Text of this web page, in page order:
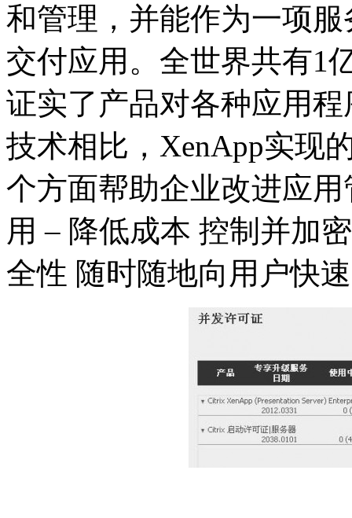
和管理，并能作为一项
交付应用。全世界共有1
证实了产品对各种应用
技术相比，XenApp实现
个方面帮助企业改进应
用 – 降低成本 控制并加
全性 随时随地向用户快